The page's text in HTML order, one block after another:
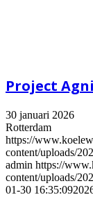
Project
30 januari 2026
Rotterdam
https://
content/uploads/
admin https://
content/uploads/
01-30 16:35:09